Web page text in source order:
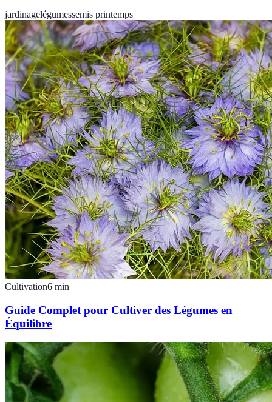
jardinagelégumessemis printemps
Cultivation6 min
Guide Complet pour Cultiver des Légumes en
Équilibre